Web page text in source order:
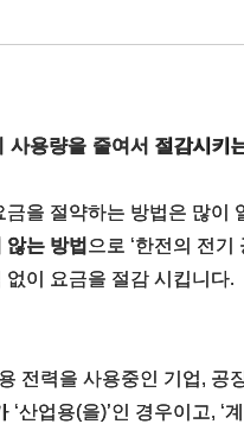
사용량을 줄여서 절감시키
을 절약하는 방법은 많
는 방법 으로 ‘한전의 전
없이 요금을 절감 시킵니다.
전력을 사용중인 기업,
‘산업용(을)’인 경우이고,